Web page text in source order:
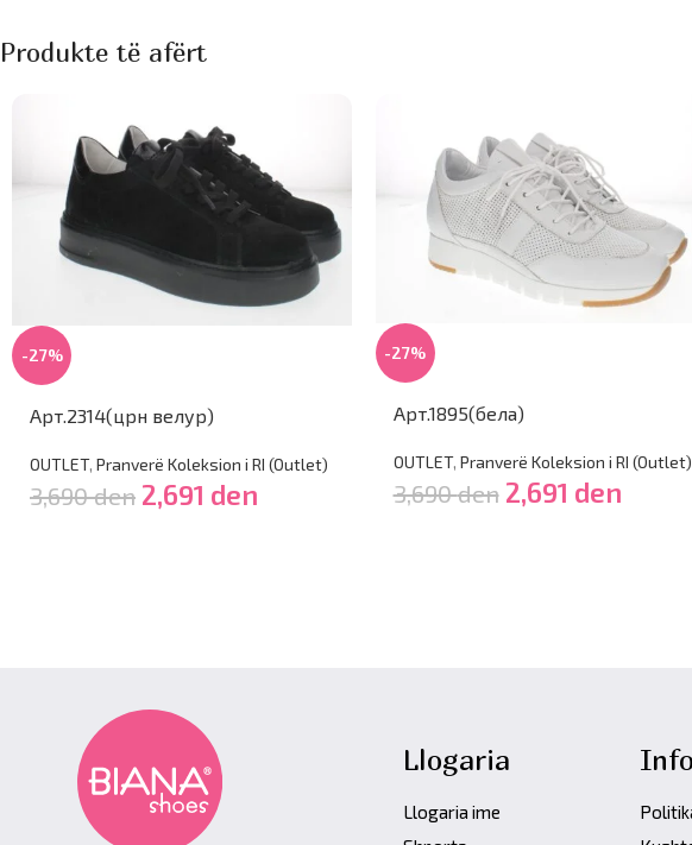
Produkte të afërt
-27%
Арт.2314(црн велур)
OUTLET, Pranverë Koleksion i RI (Outlet)
3,690den 2,691 den
-27%
Арт.1895(бела)
OUTLET, Pranverë Koleksion i RI (Outlet)
3,690den 2,691 den
Llogaria
Llogaria ime